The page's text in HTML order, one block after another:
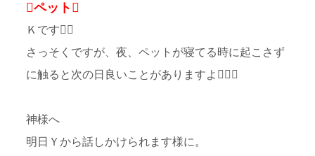
ペット
Ｋです
さっそくですが、夜、ペットが寝てる時に起こさず
に触ると次の日良いことがありますよ
神様へ
明日Ｙから話しかけられます様に。